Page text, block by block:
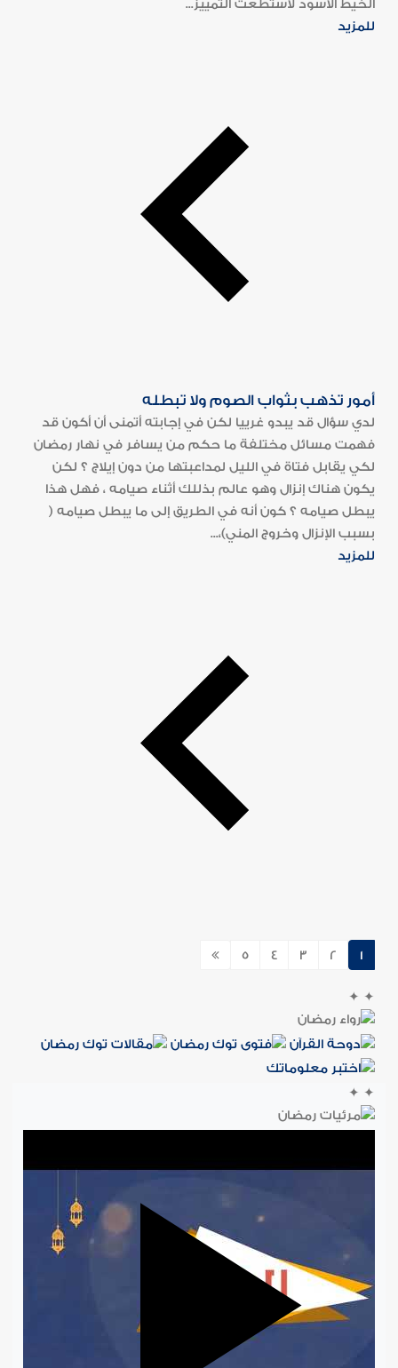
الخيط الأسود لاستطعت التمييز...
للمزيد
أمور تذهب بثواب الصوم ولا تبطله
لدي سؤال قد يبدو غرييا لكن في إجابته أتمنى أن أكون قد
فهمت مسائل مختلفة ما حكم من يسافر في نهار رمضان
لكي يقابل فتاة في الليل لمداعبتها من دون إيلاج ؟ لكن
يكون هناك إنزال وهو عالم بذللك أثناء صيامه ، فهل هذا
يبطل صيامه ؟ كون أنه في الطريق إلى ما يبطل صيامه (
بسبب الإنزال وخروج المني)،...
للمزيد
1
2
3
4
5
✦
✦
✦
✦